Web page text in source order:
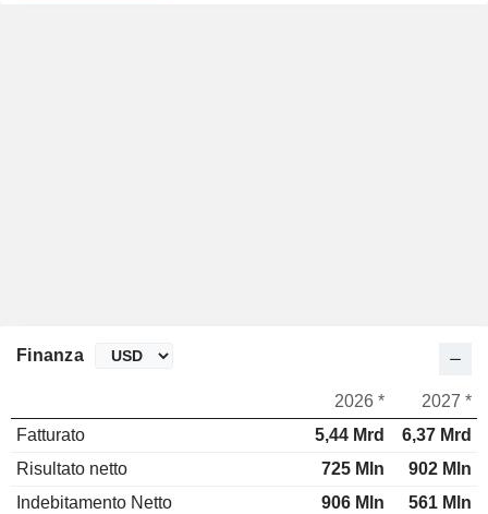
Finanza
2026 *
2027 *
Fatturato
5,44 Mrd
6,37 Mrd
Risultato netto
725 Mln
902 Mln
Indebitamento Netto
906 Mln 561 Mln